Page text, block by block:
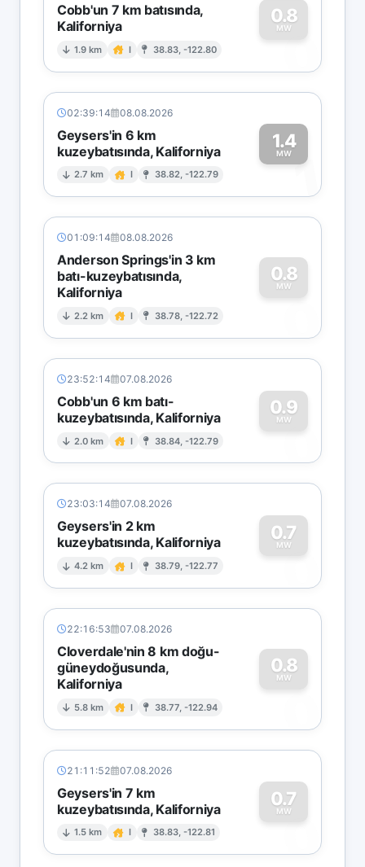
Cobb'un 7 km batısında,
Kaliforniya
1.9 km I 38.83, -122.80
0.8
MW
0
02:39:14 08.08.2026
Geysers'in 6 km
kuzeybatısında, Kaliforniya
2.7 km I 38.82, -122.79
1.4
MW1
01:09:14 08.08.2026
Anderson Springs'in 3 km
batı-kuzeybatısında,
Kaliforniya
2.2 km I 38.78, -122.72
0.8
MW
0
23:52:14 07.08.2026
Cobb'un 6 km batı-
kuzeybatısında, Kaliforniya
2.0 km I 38.84, -122.79
0.9
MW
0
23:03:14 07.08.2026
Geysers'in 2 km
kuzeybatısında, Kaliforniya
4.2 km I 38.79, -122.77
0.7
MW
0
22:16:53 07.08.2026
Cloverdale'nin 8 km doğu-
güneydoğusunda,
Kaliforniya
5.8 km I 38.77, -122.94
0.8
MW
0
21:11:52 07.08.2026
Geysers'in 7 km
kuzeybatısında, Kaliforniya
1.5 km I 38.83, -122.81
0.7
MW
0